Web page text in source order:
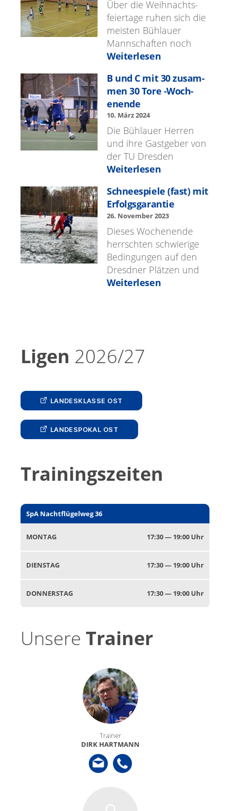
Über die Wei­h­nachts­
feiertage ruhen sich die
meis­ten Büh­lauer
Mannschaften noch
Weiterlesen
B und C mit 30 zusam­
men 30 Tore ‑Woch­
enende
10. März 2024
Die Büh­lauer Her­ren
und ihre Gast­ge­ber von
der TU Dres­den
Weiterlesen
Schneespiele (fast) mit
Erfol­gs­garantie
26. Novem­ber 2023
Dieses Woch­enende
herrscht­en schwierige
Bedin­gun­gen auf den
Dres­d­ner Plätzen und
Weiterlesen
Ligen 2026/27
LAN­DESKLASSE OST
LAN­DESPOKAL OST
Trainingszeiten
SpA Nacht­flügel­weg 36
MON­TAG 17:30 — 19:00 Uhr
DIEN­STAG 17:30 — 19:00 Uhr
DON­NER­STAG 17:30 — 19:00 Uhr
Unsere Trainer
Train­er
DIRK HART­MANN